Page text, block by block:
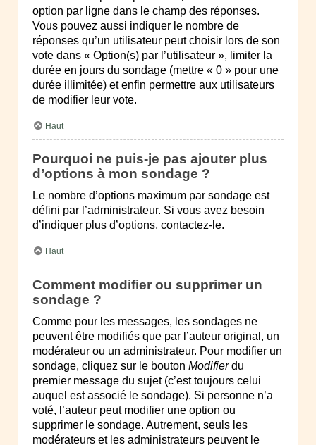
option par ligne dans le champ des réponses.
Vous pouvez aussi indiquer le nombre de
réponses qu’un utilisateur peut choisir lors de son
vote dans « Option(s) par l’utilisateur », limiter la
durée en jours du sondage (mettre « 0 » pour une
durée illimitée) et enfin permettre aux utilisateurs
de modifier leur vote.
Haut
Pourquoi ne puis-je pas ajouter plus
d’options à mon sondage ?
Le nombre d’options maximum par sondage est
défini par l’administrateur. Si vous avez besoin
d’indiquer plus d’options, contactez-le.
Haut
Comment modifier ou supprimer un
sondage ?
Comme pour les messages, les sondages ne
peuvent être modifiés que par l’auteur original, un
modérateur ou un administrateur. Pour modifier un
sondage, cliquez sur le bouton Modifierdu
premier message du sujet (c’est toujours celui
auquel est associé le sondage). Si personne n’a
voté, l’auteur peut modifier une option ou
supprimer le sondage. Autrement, seuls les
modérateurs et les administrateurs peuvent le